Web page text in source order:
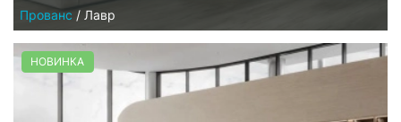
Прованс / Лавр
НОВИНКА